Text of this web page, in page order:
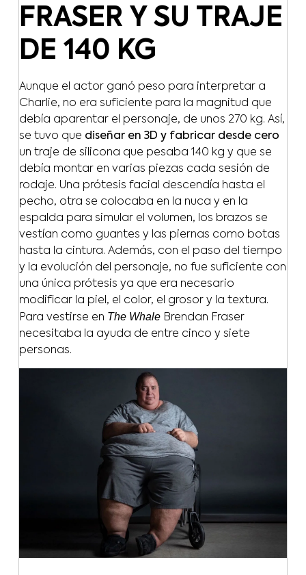
FRASER Y SU TRAJE
DE 140 KG
Aunque el actor ganó peso para interpretar a
Charlie, no era suficiente para la magnitud que
debía aparentar el personaje, de unos 270 kg. Así,
se tuvo que diseñar en 3D y fabricar desde cero
un traje de silicona que pesaba 140 kg y que se
debía montar en varias piezas cada sesión de
rodaje. Una prótesis facial descendía hasta el
pecho, otra se colocaba en la nuca y en la
espalda para simular el volumen, los brazos se
vestían como guantes y las piernas como botas
hasta la cintura. Además, con el paso del tiempo
y la evolución del personaje, no fue suficiente con
una única prótesis ya que era necesario
modificar la piel, el color, el grosor y la textura.
Para vestirse en The WhaleBrendan Fraser
necesitaba la ayuda de entre cinco y siete
personas.